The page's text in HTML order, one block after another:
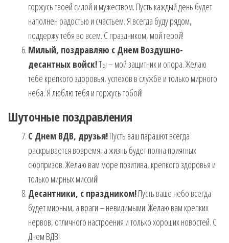
горжусь твоей силой и мужеством. Пусть каждый день будет
наполнен радостью и счастьем. Я всегда буду рядом,
поддержу тебя во всем. С праздником, мой герой!
Милый, поздравляю с Днем Воздушно-
десантных войск!Ты – мой защитник и опора. Желаю
тебе крепкого здоровья, успехов в службе и только мирного
неба. Я люблю тебя и горжусь тобой!
Шуточные поздравления
С Днем ВДВ, друзья!Пусть ваш парашют всегда
раскрывается вовремя, а жизнь будет полна приятных
сюрпризов. Желаю вам море позитива, крепкого здоровья и
только мирных миссий!
Десантники, с праздником!Пусть ваше небо всегда
будет мирным, а враги – невидимыми. Желаю вам крепких
нервов, отличного настроения и только хороших новостей. С
Днем ВДВ!